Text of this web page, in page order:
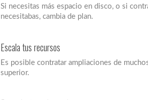
Si necesitas más espacio en disco, o si
necesitabas, cambia de plan.
Escala tus recursos
Es posible contratar ampliaciones de
superior.